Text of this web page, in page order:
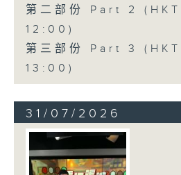
第二部份 Part 2
12:00)
第三部份 Part 3
13:00)
31/07/2026